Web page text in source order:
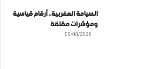
السياحة المغربية.. أرقام قياسية
ومؤشرات مقلقة
09/08/2026